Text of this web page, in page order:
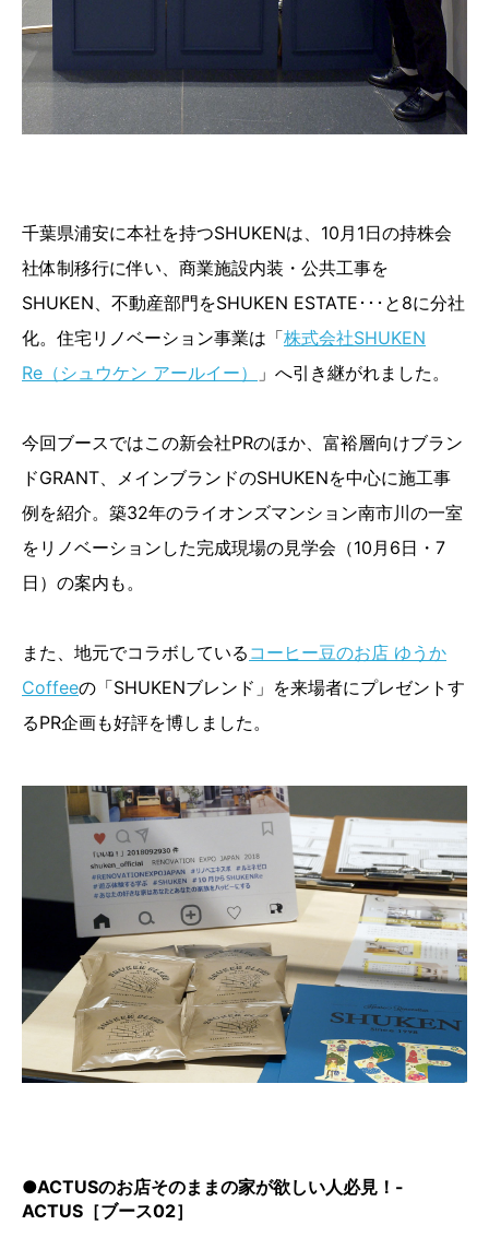
千葉県浦安に本社を持つSHUKENは、10月1日の持株会
社体制移行に伴い、商業施設内装・公共工事を
SHUKEN、不動産部門をSHUKEN ESTATE･･･と8に分社
化。住宅リノベーション事業は「株式会社SHUKEN
Re（シュウケン アールイー）
」へ引き継がれました。
今回ブースではこの新会社PRのほか、富裕層向けブラン
ドGRANT、メインブランドのSHUKENを中心に施工事
例を紹介。築32年のライオンズマンション南市川の一室
をリノベーションした完成現場の見学会（10月6日・7
日）の案内も。
また、地元でコラボしている コーヒー豆のお店 ゆうか
Coffeeの「SHUKENブレンド」を来場者にプレゼントす
るPR企画も好評を博しました。
●ACTUSのお店そのままの家が欲しい人必見！-
ACTUS［ブース02］